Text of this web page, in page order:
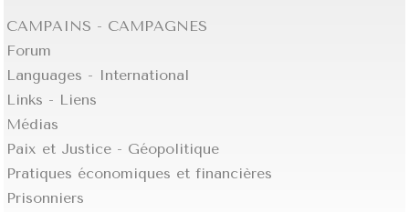
CAMPAINS - CAMPAGNES
Forum
Languages - International
Links - Liens
Médias
Paix et Justice - Géopolitique
Pratiques économiques et financières
Prisonniers